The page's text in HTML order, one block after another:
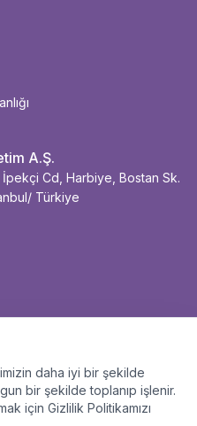
A.Ş.
Cd, Harbiye, Bostan Sk.
Türkiye
daha iyi bir şekilde
bir şekilde toplanıp işlenir.
için Gizlilik Politikamızı